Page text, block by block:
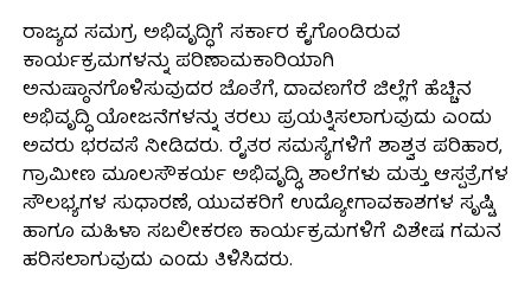
ರಾಜ್ಯದ ಸಮಗ್ರ ಅಭಿವೃದ್ಧಿಗೆ ಸರ್ಕಾರ ಕೈಗೊಂಡಿರುವ
ಕಾರ್ಯಕ್ರಮಗಳನ್ನು ಪರಿಣಾಮಕಾರಿಯಾಗಿ
ಅನುಷ್ಠಾನಗೊಳಿಸುವುದರ ಜೊತೆಗೆ, ದಾವಣಗೆರೆ ಜಿಲ್ಲೆಗೆ ಹೆಚ್ಚಿನ
ಅಭಿವೃದ್ಧಿ ಯೋಜನೆಗಳನ್ನು ತರಲು ಪ್ರಯತ್ನಿಸಲಾಗುವುದು ಎಂದು
ಅವರು ಭರವಸೆ ನೀಡಿದರು. ರೈತರ ಸಮಸ್ಯೆಗಳಿಗೆ ಶಾಶ್ವತ ಪರಿಹಾರ,
ಗ್ರಾಮೀಣ ಮೂಲಸೌಕರ್ಯ ಅಭಿವೃದ್ಧಿ, ಶಾಲೆಗಳು ಮತ್ತು ಆಸ್ಪತ್ರೆಗಳ
ಸೌಲಭ್ಯಗಳ ಸುಧಾರಣೆ, ಯುವಕರಿಗೆ ಉದ್ಯೋಗಾವಕಾಶಗಳ ಸೃಷ್ಟಿ
ಹಾಗೂ ಮಹಿಳಾ ಸಬಲೀಕರಣ ಕಾರ್ಯಕ್ರಮಗಳಿಗೆ ವಿಶೇಷ ಗಮನ
ಹರಿಸಲಾಗುವುದು ಎಂದು ತಿಳಿಸಿದರು.